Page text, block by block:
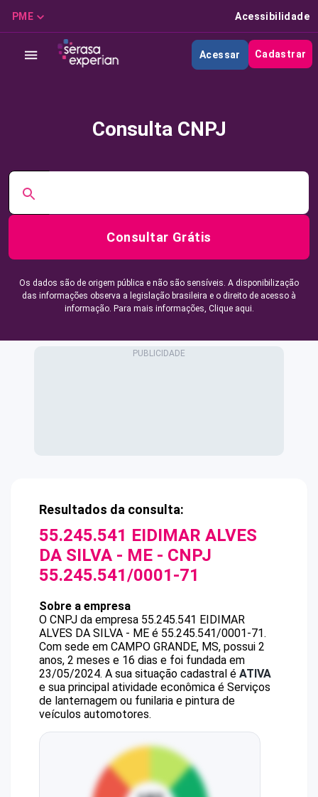
PME Acessibilidade
Acessar Cadastrar
Consulta CNPJ
Consultar Grátis
Os dados são de origem pública e não são sensíveis. A disponibilização
das informações observa a legislação brasileira e o direito de acesso à
informação. Para mais informações, Clique aqui.
Resultados da consulta:
55.245.541 EIDIMAR ALVES
DA SILVA - ME - CNPJ
55.245.541/0001-71
Sobre a empresa
O CNPJ da empresa 55.245.541 EIDIMAR
ALVES DA SILVA - ME é 55.245.541/0001-71.
Com sede em CAMPO GRANDE, MS, possui 2
anos, 2 meses e 16 dias e foi fundada em
23/05/2024. A sua situação cadastral é ATIVA
e sua principal atividade econômica é Serviços
de lanternagem ou funilaria e pintura de
veículos automotores.